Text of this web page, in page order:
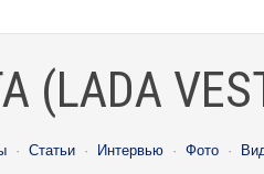
· Статьи · Интервью · Фото ·